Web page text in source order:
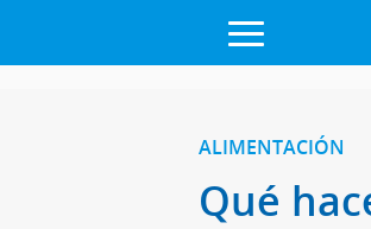
ALIMENTACIÓN
Qué